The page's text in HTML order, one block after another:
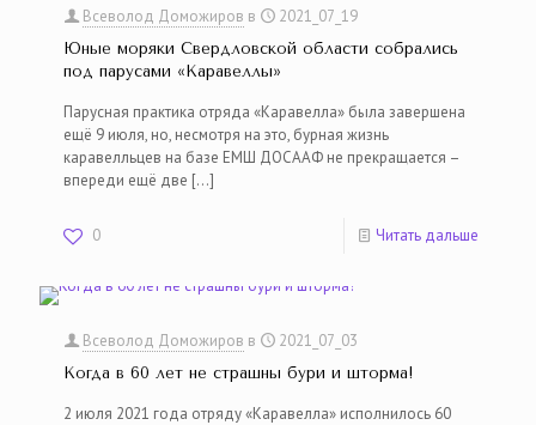
Всеволод Доможиров в 2021_07_19
Юные моряки Свердловской области собрались
под парусами «Каравеллы»
Парусная практика отряда «Каравелла» была завершена
ещё 9 июля, но, несмотря на это, бурная жизнь
каравелльцев на базе ЕМШ ДОСААФ не прекращается –
впереди ещё две […]
0 Читать дальше
Всеволод Доможиров в 2021_07_03
Когда в 60 лет не страшны бури и шторма!
2 июля 2021 года отряду «Каравелла» исполнилось 60